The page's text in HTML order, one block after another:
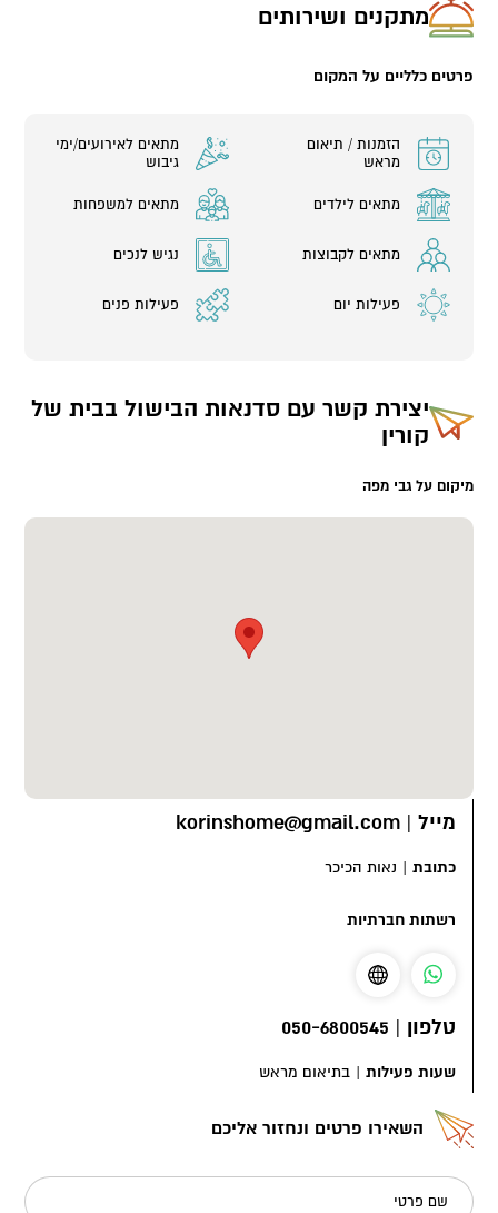
מתקנים ושירותים
פרטים כלליים על המקום
הזמנות / תיאום
מראש
מתאים לאירועים/ימי
גיבוש
מתאים לילדים מתאים למשפחות
מתאים לקבוצות נגיש לנכים
פעילות יום פעילות פנים
יצירת קשר עם סדנאות הבישול בבית של
קורין
מיקום על גבי מפה
מייל |
korinshome@gmail.com
כתובת | נאות הכיכר
רשתות חברתיות
טלפון |
050-6800545
שעות פעילות | בתיאום מראש
השאירו פרטים ונחזור אליכם
שם פרטי